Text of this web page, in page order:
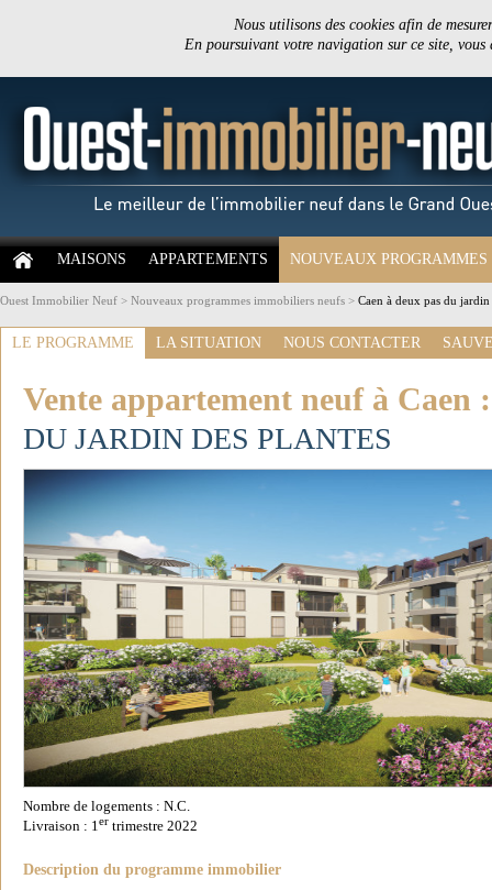
Nous utilisons des cookies afin de
En poursuivant votre navigation sur ce site,
MAISONS APPARTEMENTS NOUVEAUX PROGRAMMES
Ouest Immobilier Neuf > Nouveaux programmes immobiliers neufs > Caen à deux pas du
LE PROGRAMME LA SITUATION NOUS CONTACTER
Vente appartement neuf à Caen
DU JARDIN DES PLANTES
Nombre de logements : N.C.
Livraison : 1er trimestre 2022
Description du programme immobilier